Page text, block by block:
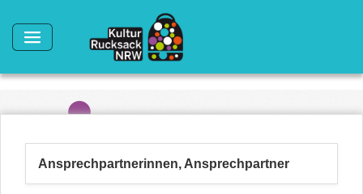
Ansprechpartnerinnen, Ansprechpartner